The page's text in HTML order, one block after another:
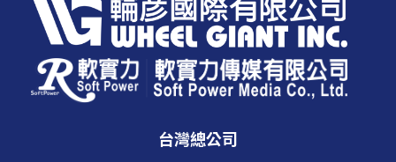
台灣總公司